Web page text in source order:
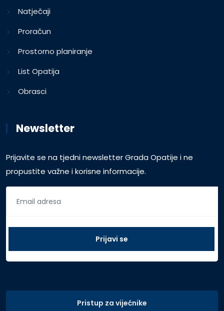
Natječaji
Proračun
Prostorno planiranje
List Opatija
Obrasci
Newsletter
Prijavite se na tjedni newsletter Grada Opatije i ne
propustite važne i korisne informacije.
Pristup za vijećnike